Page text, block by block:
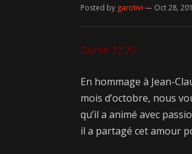
Posted by garotivi — Oct 28,
Durée 12’20
En hommage à Jean-
mois d’octobre, nous
qu’il a animé avec
il a partagé cet amour